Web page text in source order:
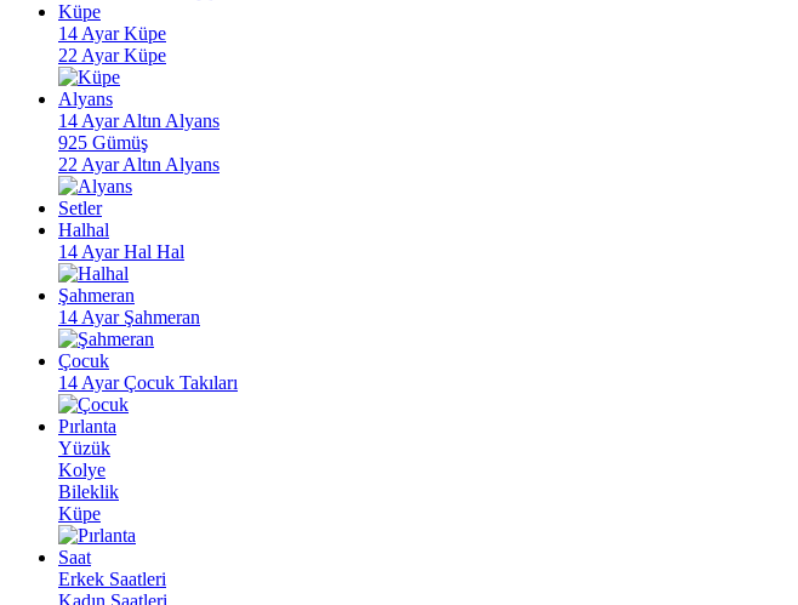
Küpe
14 Ayar Küpe
22 Ayar Küpe
Alyans
14 Ayar Altın Alyans
925 Gümüş
22 Ayar Altın Alyans
Setler
Halhal
14 Ayar Hal Hal
Şahmeran
14 Ayar Şahmeran
Çocuk
14 Ayar Çocuk Takıları
Pırlanta
Yüzük
Kolye
Bileklik
Küpe
Saat
Erkek Saatleri
Kadın Saatleri